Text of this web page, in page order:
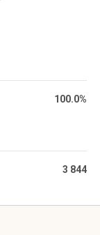
100.0%
3 844